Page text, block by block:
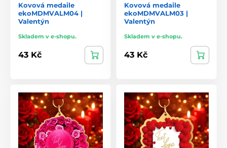
Kovová medaile
ekoMDMVALM04 |
Valentýn
Skladem v e-shopu.
43 Kč
Kovová medaile
ekoMDMVALM03 |
Valentýn
Skladem v e-shopu.
43 Kč